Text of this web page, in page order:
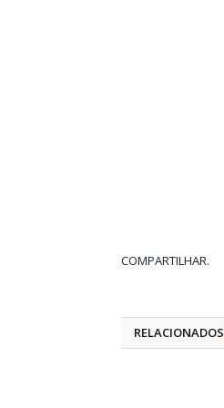
COMPARTILHAR.
RELACIONADOS